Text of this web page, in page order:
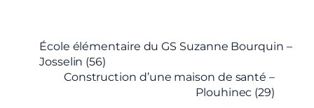
École élémentaire du GS Suzanne Bourquin –
Josselin (56)
Construction d’une maison de santé –
Plouhinec (29)